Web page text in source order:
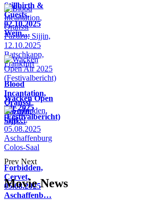
Stillbirth &
Guests,
02.10.2025
Wein…
Blood
Incantation,
Oranssi
Pazuzu,
Sijji…
Wacken Open
Air 2025
(Festivalbericht)
Forbidden,
Cervet,
05.08.2025
Aschaffenb…
Prev Next
Movie News